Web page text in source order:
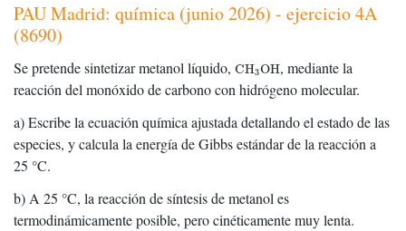
PAU Madrid: química (junio 2026) - ejercicio 4A
(8690)
Se pretende sintetizar metanol líquido, CH3OH
CH3 OH, mediante la
reacción del monóxido de carbono con hidrógeno molecular.
a) Escribe la ecuación química ajustada detallando el estado de las
especies, y calcula la energía de Gibbs estándar de la reacción a
25 °C.
b) A 25 °C, la reacción de síntesis de metanol es
termodinámicamente posible, pero cinéticamente muy lenta.